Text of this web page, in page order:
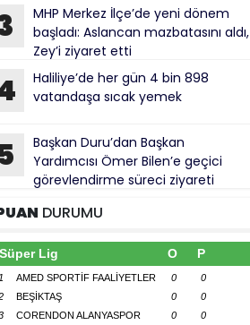
MHP Merkez İlçe’de yeni dönem
başladı: Aslancan mazbatasını aldı,
Zey’i ziyaret etti
Haliliye’de her gün 4 bin 898
vatandaşa sıcak yemek
Başkan Duru’dan Başkan
Yardımcısı Ömer Bilen’e geçici
görevlendirme süreci ziyareti
DURUMU
Süper Lig O P
1 AMED SPORTİF FAALİYETLER 0
0
BEŞİKTAŞ 0
0
CORENDON ALANYASPOR 0
0